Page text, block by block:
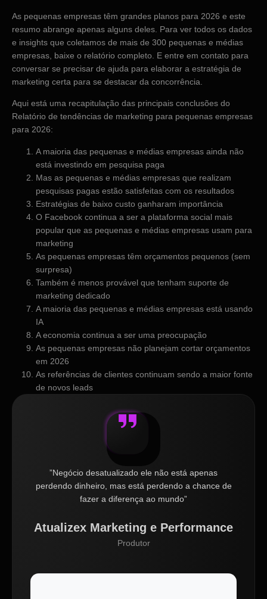
As pequenas empresas têm grandes planos para 2026 e este
resumo abrange apenas alguns deles. Para ver todos os dados
e insights que coletamos de mais de 300 pequenas e médias
empresas, baixe o relatório completo. E entre em contato para
conversar se precisar de ajuda para elaborar a estratégia de
marketing certa para se destacar da concorrência.
Aqui está uma recapitulação das principais conclusões do
Relatório de tendências de marketing para pequenas empresas
para 2026:
A maioria das pequenas e médias empresas ainda não
está investindo em pesquisa paga
Mas as pequenas e médias empresas que realizam
pesquisas pagas estão satisfeitas com os resultados
Estratégias de baixo custo ganharam importância
O Facebook continua a ser a plataforma social mais
popular que as pequenas e médias empresas usam para
marketing
As pequenas empresas têm orçamentos pequenos (sem
surpresa)
Também é menos provável que tenham suporte de
marketing dedicado
A maioria das pequenas e médias empresas está usando
IA
A economia continua a ser uma preocupação
As pequenas empresas não planejam cortar orçamentos
em 2026
As referências de clientes continuam sendo a maior fonte
de novos leads
”Negócio desatualizado ele não está apenas
perdendo dinheiro, mas está perdendo a chance de
fazer a diferença ao mundo”
Atualizex Marketing e Performance
Produtor